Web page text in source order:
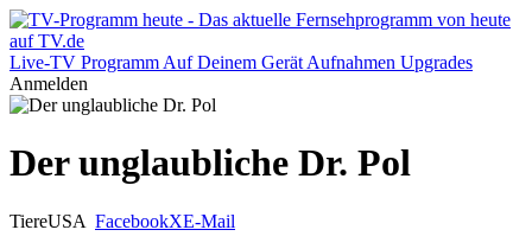
Live-TV Programm Auf Deinem Gerät Aufnahmen Upgrades
Anmelden
Der unglaubliche Dr. Pol
TiereUSA FacebookXE-Mail